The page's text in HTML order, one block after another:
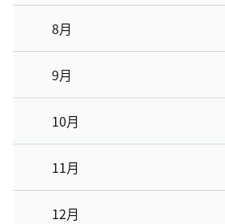
8月
9月
10月
11月
12月